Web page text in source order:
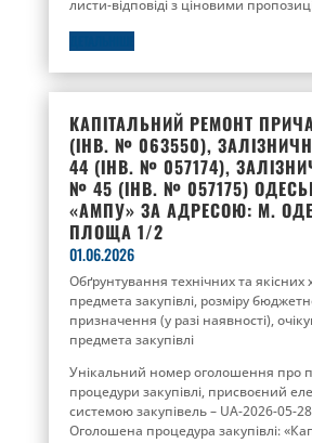
листи-відповіді з ціновими
КАПІТАЛЬНИЙ РЕМОНТ
(ІНВ. № 063550),
44 (ІНВ. № 057174),
№ 45 (ІНВ. № 057175)
«АМПУ» ЗА АДРЕСОЮ: М.
ПЛОЩА 1/2
01.06.2026
Обґрунтування технічних та якісних
предмета закупівлі, розміру
призначення (у разі наявності),
предмета закупівлі
Унікальний номер оголошення про
процедури закупівлі, присвоєний
системою закупівель – UA-2026-05-
Оголошена процедура закупівлі: